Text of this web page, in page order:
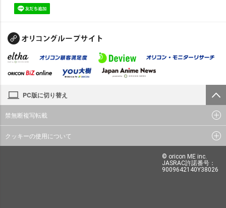
PC版に切り替え
禁無断複写転載
クッキーの使用について
© oricon ME inc.
JASRAC許諾番号：
9009642140Y38026